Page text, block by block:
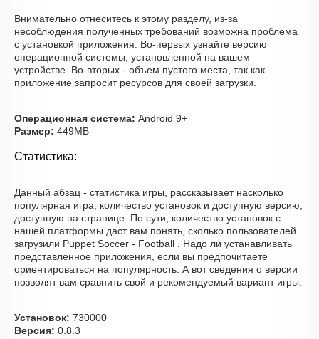
Внимательно отнеситесь к этому разделу, из-за
несоблюдения полученных требований возможна проблема
с установкой приложения. Во-первых узнайте версию
операционной системы, установленной на вашем
устройстве. Во-вторых - объем пустого места, так как
приложение запросит ресурсов для своей загрузки.
Операционная система: Android 9+
Размер: 449MB
Статистика:
Данный абзац - статистика игры, рассказывает насколько
популярная игра, количество установок и доступную версию,
доступную на странице. По сути, количество установок с
нашей платформы даст вам понять, сколько пользователей
загрузили Puppet Soccer - Football . Надо ли устанавливать
представленное приложения, если вы предпочитаете
ориентироваться на популярность. А вот сведения о версии
позволят вам сравнить свой и рекомендуемый вариант игры.
Установок: 730000
Версия: 0.8.3